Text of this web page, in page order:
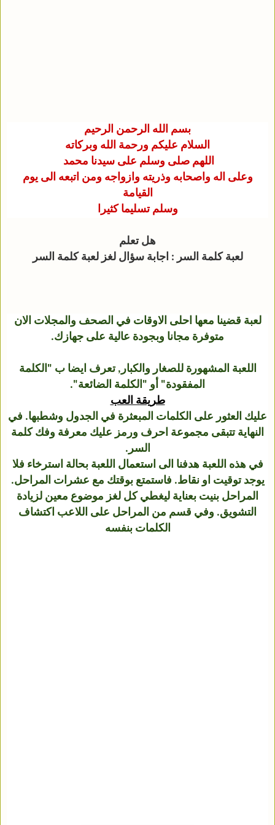
بسم الله الرحمن الرحيم
السلام عليكم ورحمة الله وبركاته
اللهم صلى وسلم على سيدنا محمد
وعلى اله واصحابه وذريته وازواجه ومن اتبعه الى يوم
القيامة
وسلم تسليما كثيرا
هل تعلم
لعبة كلمة السر : اجابة سؤال لغز لعبة كلمة السر
لعبة قضينا معها احلى الاوقات في الصحف والمجلات الان
متوفرة مجانا وبجودة عالية على جهازك.
اللعبة المشهورة للصغار والكبار, تعرف ايضا ب "الكلمة
المفقودة" أو "الكلمة الضائعة".
طريقة العب
عليك العثور على الكلمات المبعثرة في الجدول وشطبها. في
النهاية تتبقى مجموعة احرف ورمز عليك معرفة وفك كلمة
السر.
في هذه اللعبة هدفنا الى استعمال اللعبة بحالة استرخاء فلا
يوجد توقيت او نقاط. فاستمتع بوقتك مع عشرات المراحل.
المراحل بنيت بعناية ليغطي كل لغز موضوع معين لزيادة
التشويق. وفي قسم من المراحل على اللاعب اكتشاف
الكلمات بنفسه